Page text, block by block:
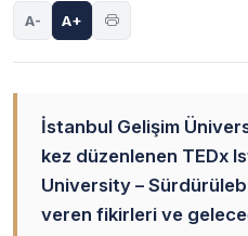
A- A+
İstanbul Gelişim
kez düzenlenen TEDx
University –
veren fikirleri ve